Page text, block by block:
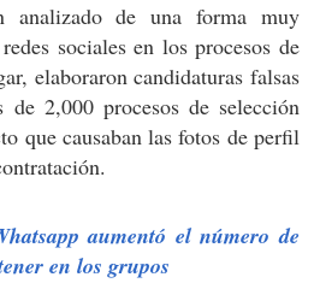
analizado de una forma muy
sociales en los procesos de
elaboraron candidaturas falsas
de 2,000 procesos de selección
que causaban las fotos de perfil
aumentó el número de
en los grupos